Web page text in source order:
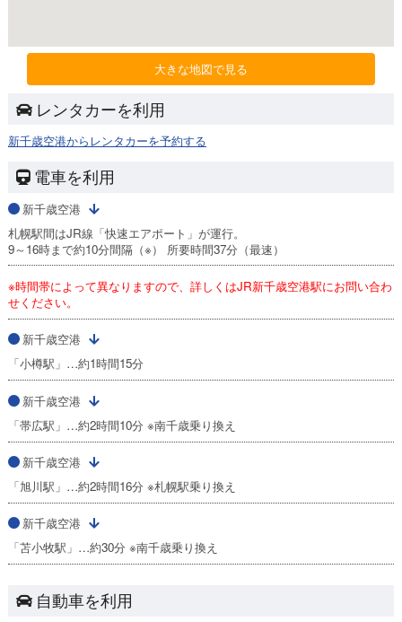
大きな地図で見る
レンタカーを利用
新千歳空港からレンタカーを予約する
電車を利用
新千歳空港
札幌駅間はJR線「快速エアポート」が運行。
9～16時まで約10分間隔（※） 所要時間37分（最速）
※時間帯によって異なりますので、詳しくはJR新千歳空港駅にお問い合わ
せください。
新千歳空港
「小樽駅」…約1時間15分
新千歳空港
「帯広駅」…約2時間10分 ※南千歳乗り換え
新千歳空港
「旭川駅」…約2時間16分 ※札幌駅乗り換え
新千歳空港
「苫小牧駅」…約30分 ※南千歳乗り換え
自動車を利用